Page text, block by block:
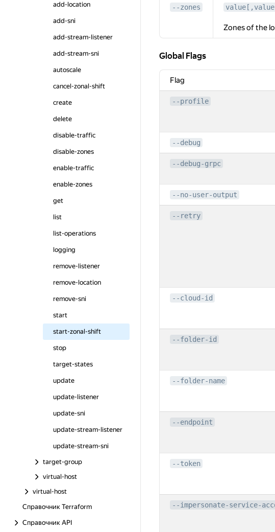
add-location
add-sni
add-stream-listener
add-stream-sni
autoscale
cancel-zonal-shift
create
delete
disable-traffic
disable-zones
enable-traffic
enable-zones
get
list
list-operations
logging
remove-listener
remove-location
remove-sni
start
start-zonal-shift
stop
target-states
update
update-listener
update-sni
update-stream-listener
update-stream-sni
target-group
virtual-host
virtual-host
Справочник Terraform
Справочник API
--zones
Zones of the
Global Flags
Global Flags
Flag
--profile
--debug
--debug-grpc
--no-user-output
--retry
--cloud-id
--folder-id
--folder-name
--endpoint
--token
--impersonate-service-